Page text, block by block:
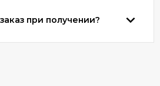
при получении?